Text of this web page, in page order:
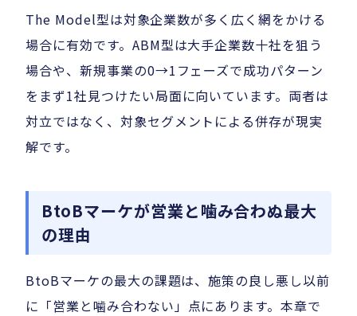
The Model型は対象企業数が多く広く網をかける
場合に有効です。ABM型は大手企業数十社を狙う
場合や、新規事業の0→1フェーズで成功パターン
をまず1社見つけたい局面に向いています。両者は
対立ではなく、対象セグメントによる併存が現実
解です。
BtoBマーケが営業と噛み合わぬ最大
の理由
BtoBマーケの最大の課題は、施策の良し悪し以前
に「営業と噛み合わない」点にあります。本章で